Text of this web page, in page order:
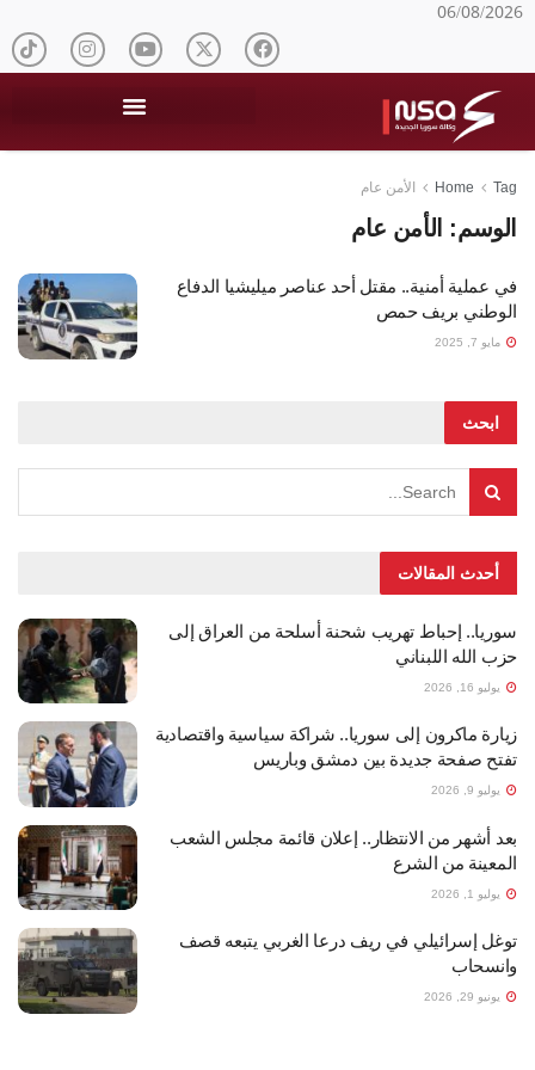
06/08/2026
Home Tag الأمن عام
الوسم: الأمن عام
في عملية أمنية.. مقتل أحد عناصر ميليشيا الدفاع
الوطني بريف حمص
مايو 7, 2025
ابحث
أحدث المقالات
سوريا.. إحباط تهريب شحنة أسلحة من العراق إلى
حزب الله اللبناني
يوليو 16, 2026
زيارة ماكرون إلى سوريا.. شراكة سياسية واقتصادية
تفتح صفحة جديدة بين دمشق وباريس
يوليو 9, 2026
بعد أشهر من الانتظار.. إعلان قائمة مجلس الشعب
المعينة من الشرع
يوليو 1, 2026
توغل إسرائيلي في ريف درعا الغربي يتبعه قصف
وانسحاب
يونيو 29, 2026